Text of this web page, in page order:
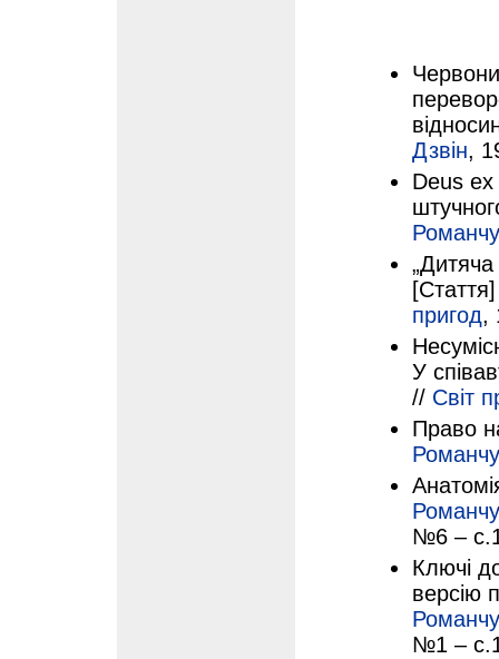
Дзвін,
Deus
пригод,
У
// Світ
Право
№6 –
Ключі
версію
№1 –